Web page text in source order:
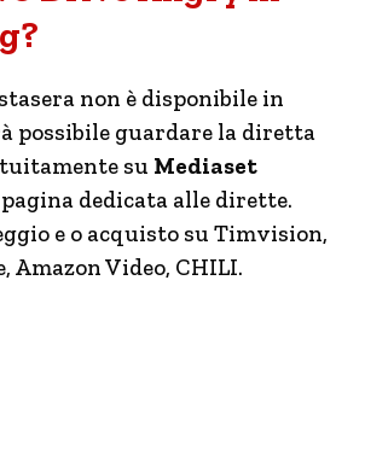
non è disponibile in
possibile guardare la diretta
su Mediaset
dedicata alle dirette.
e o acquisto su Timvision,
Amazon Video, CHILI.